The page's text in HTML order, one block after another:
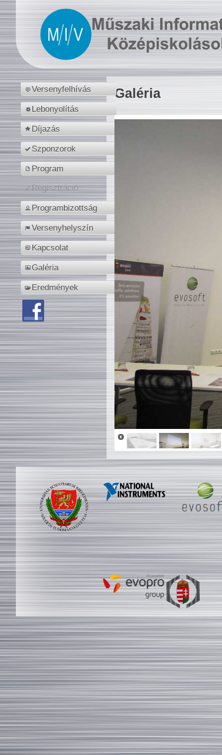
Versenyfelhívás
Lebonyolítás
Díjazás
Szponzorok
Program
Regisztráció
Programbizottság
Versenyhelyszín
Kapcsolat
Galéria
Eredmények
Galéria